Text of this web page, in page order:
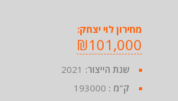
מחירון לוי יצחק:
₪101,000
שנת הייצור: 2021
ק"מ : 193000